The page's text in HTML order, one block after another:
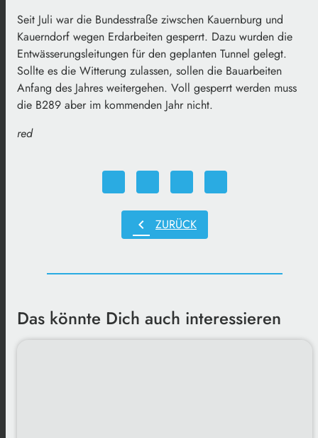
Seit Juli war die Bundesstraße ziwschen Kauernburg und
Kauerndorf wegen Erdarbeiten gesperrt. Dazu wurden die
Entwässerungsleitungen für den geplanten Tunnel gelegt.
Sollte es die Witterung zulassen, sollen die Bauarbeiten
Anfang des Jahres weitergehen. Voll gesperrt werden muss
die B289 aber im kommenden Jahr nicht.
red
chevron_left ZURÜCK
Das könnte Dich auch interessieren